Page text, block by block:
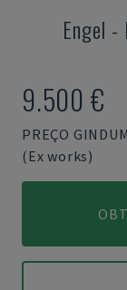
Engel -
9.500 €
PREÇO
(Ex works)